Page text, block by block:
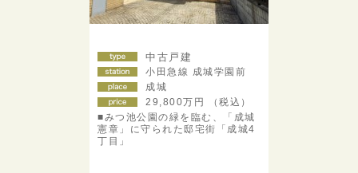
中古戸建
小田急線 成城学園前
成城
29,800万円 （税込）
■みつ池公園の緑を臨む、「成城
憲章」に守られた邸宅街「成城4
丁目」